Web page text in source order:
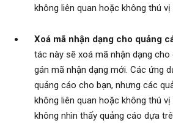
không liên quan hoặc không thú vị
Xoá mã nhận dạng cho quảng
tác này sẽ xoá mã nhận dạng cho
gán mã nhận dạng mới. Các ứng
quảng cáo cho bạn, nhưng các
không liên quan hoặc không thú vị
không nhìn thấy quảng cáo dựa